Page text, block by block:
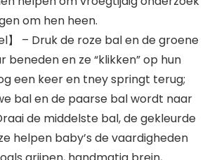
om hen heen.
】 – Druk de roze bal en de groene
beneden en ze “klikken” op hun
een keer en tney springt terug;
bal en de paarse bal wordt naar
de middelste bal, de gekleurde
helpen baby’s de vaardigheden